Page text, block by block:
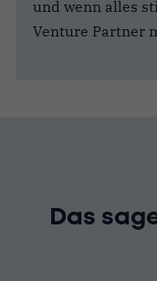
und wenn alles
Venture Partner
Das